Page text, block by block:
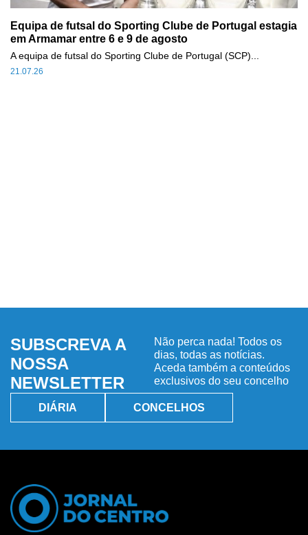
Equipa de futsal do Sporting Clube de Portugal estagia
em Armamar entre 6 e 9 de agosto
21.07.26
A equipa de futsal do Sporting Clube de Portugal (SCP)...
SUBSCREVA A
NOSSA
NEWSLETTER
Não perca nada! Todos os
dias, todas as notícias.
Aceda também a conteúdos
exclusivos do seu concelho
DIÁRIA CONCELHOS